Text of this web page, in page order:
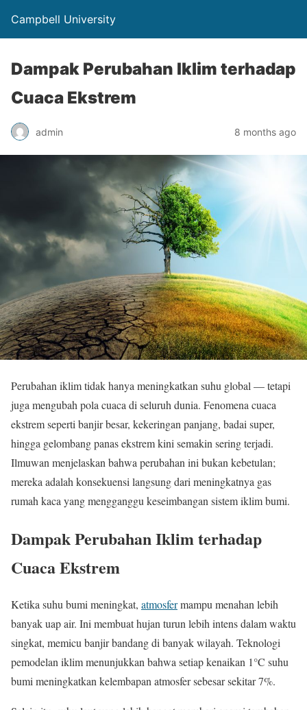
Campbell University
Dampak Perubahan Iklim terhadap
Cuaca Ekstrem
admin 8 months ago
Perubahan iklim tidak hanya meningkatkan suhu global — tetapi
juga mengubah pola cuaca di seluruh dunia. Fenomena cuaca
ekstrem seperti banjir besar, kekeringan panjang, badai super,
hingga gelombang panas ekstrem kini semakin sering terjadi.
Ilmuwan menjelaskan bahwa perubahan ini bukan kebetulan;
mereka adalah konsekuensi langsung dari meningkatnya gas
rumah kaca yang mengganggu keseimbangan sistem iklim bumi.
Dampak Perubahan Iklim terhadap
Cuaca Ekstrem
Ketika suhu bumi meningkat, atmosfermampu menahan lebih
banyak uap air. Ini membuat hujan turun lebih intens dalam waktu
singkat, memicu banjir bandang di banyak wilayah. Teknologi
pemodelan iklim menunjukkan bahwa setiap kenaikan 1°C suhu
bumi meningkatkan kelembapan atmosfer sebesar sekitar 7%.